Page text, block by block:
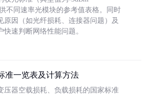
不同速率光模块的参考值表格。同时
原因（如光纤损耗、连接器问题）及
速判断网络性能问题。
准一览表及计算方法
压器空载损耗、负载损耗的国家标准